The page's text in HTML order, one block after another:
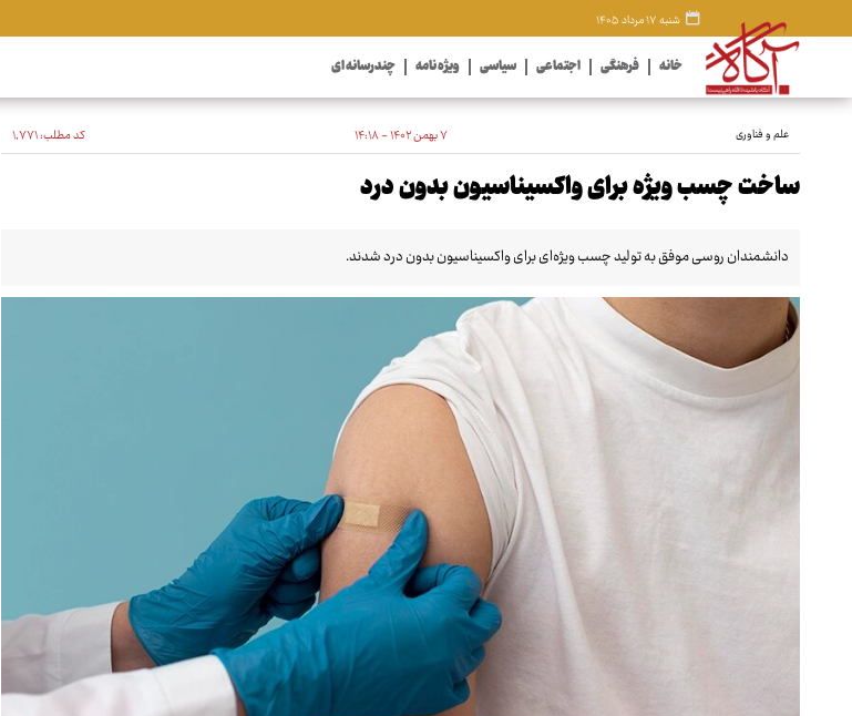
شنبه ۱۷ مرداد ۱۴۰۵
خانه فرهنگی اجتماعی سیاسی ویژه نامه چندرسانه ای
علم و فناوری ۷ بهمن ۱۴۰۲ - ۱۴:۱۸ کد مطلب:۱٬۷۷۱
ساخت چسب ویژه‌ برای واکسیناسیون بدون درد
دانشمندان روسی موفق به تولید چسب ویژه‌ای برای واکسیناسیون بدون درد شدند.